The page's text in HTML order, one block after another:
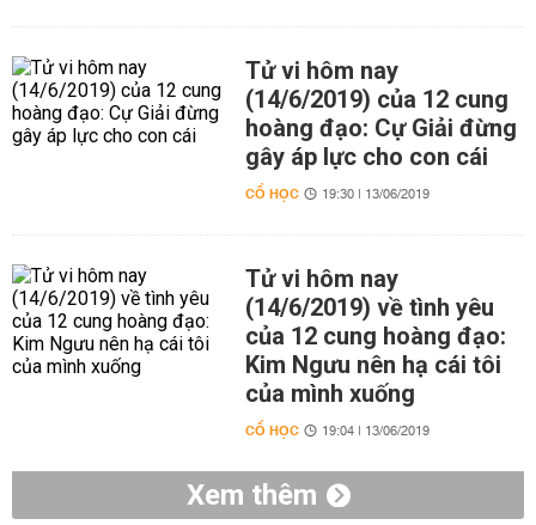
Tử vi hôm nay
(14/6/2019) của 12 cung
hoàng đạo: Cự Giải đừng
gây áp lực cho con cái
CỔ HỌC 19:30 | 13/06/2019
Tử vi hôm nay
(14/6/2019) về tình yêu
của 12 cung hoàng đạo:
Kim Ngưu nên hạ cái tôi
của mình xuống
CỔ HỌC 19:04 | 13/06/2019
Xem thêm